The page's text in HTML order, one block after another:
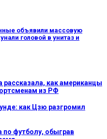
объявили массовую
головой в унитаз и
рассказала, как американцы
из РФ
как Цзю разгромил
по футболу, обыграв